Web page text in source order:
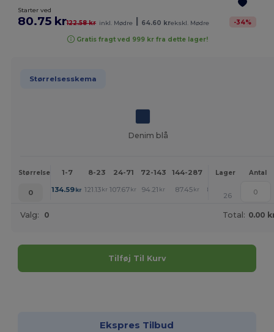
Starter ved
80.75 kr122.58 kr inkl. Mødre 64.60 krekskl. Mødre -34%
Gratis fragt ved 999 kr fra dette lager!
Størrelsesskema
Denim blå
Størrelse 1-7 8-23 24-71 72-143 144-287 288 + Mere
Lager Antal
0 134.59kr 121.13 kr 107.67 kr 94.21 kr 87.45 kr 80.75
26
Valg: 0 Total: 0.00
Tilføj Til Kurv
Ekspres Tilbud